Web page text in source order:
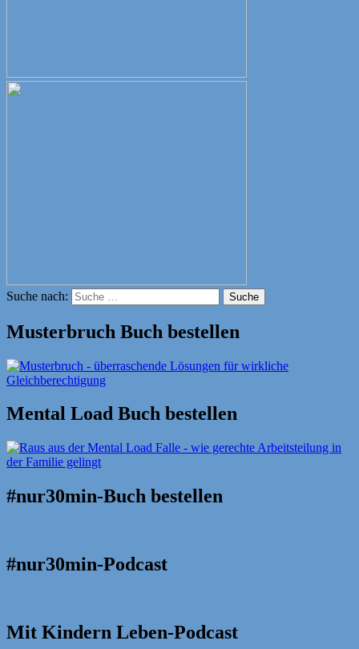
Suche nach: Suche
Musterbruch Buch bestellen
Mental Load Buch bestellen
#nur30min-Buch bestellen
#nur30min-Podcast
Mit Kindern Leben-Podcast